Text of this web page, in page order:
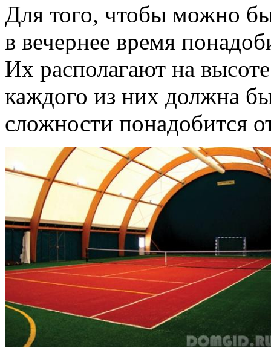
Для того, чтобы можно
в вечернее время
Их располагают на
каждого из них должна
сложности понадобится